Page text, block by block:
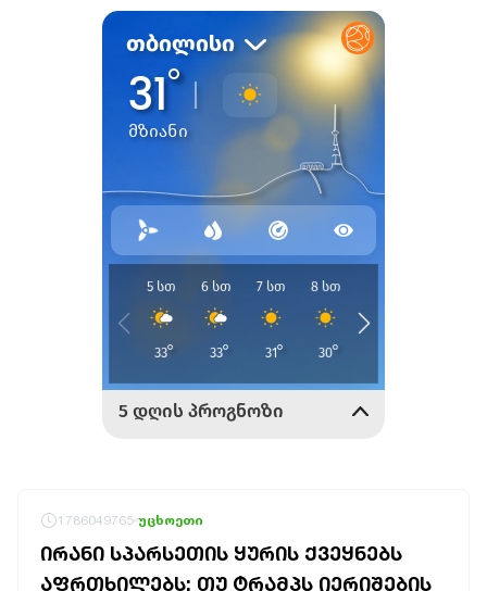
1786049765 უცხოეთი
ᲘᲠᲐᲜᲘ ᲡᲞᲐᲠᲡᲔᲗᲘᲡ ᲧᲣᲠᲘᲡ ᲥᲕᲔᲧᲜᲔᲑᲡ
ᲐᲤᲠᲗᲮᲘᲚᲔᲑᲡ: ᲗᲣ ᲢᲠᲐᲛᲞᲡ ᲘᲔᲠᲘᲨᲔᲑᲘᲡ